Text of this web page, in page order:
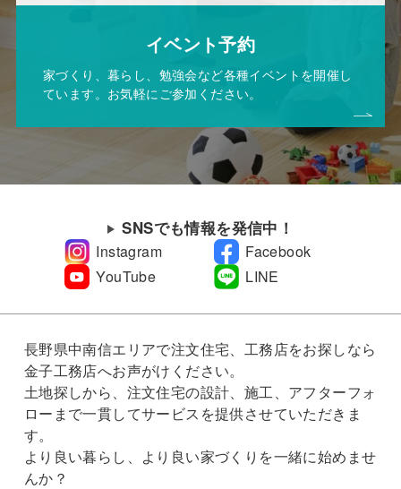
イベント予約
家づくり、暮らし、勉強会など各種イベントを開催し
ています。お気軽にご参加ください。
SNSでも情報を発信中！
Instagram
Facebook
YouTube
LINE
長野県中南信エリアで注文住宅、工務店をお探しなら
金子工務店へお声がけください。
土地探しから、注文住宅の設計、施工、アフターフォ
ローまで一貫してサービスを提供させていただきま
す。
より良い暮らし、より良い家づくりを一緒に始めませ
んか？